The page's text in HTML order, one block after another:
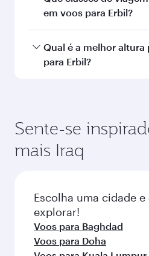
Dubai
Económica
De EUR 702